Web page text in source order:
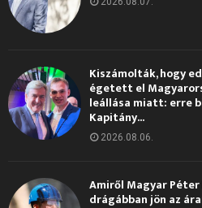
Kiszámolták, hogy
égetett el
leállása miatt: erre
Kapitány...
2026.08.06.
Amiről Magyar
drágábban jön az